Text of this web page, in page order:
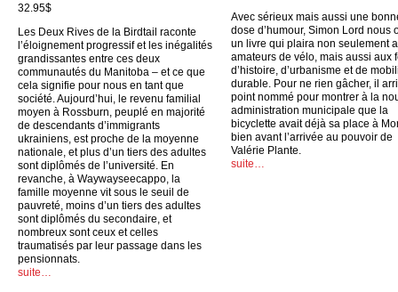
32.95$
Les Deux Rives de la Birdtail raconte
l’éloignement progressif et les inégalités
grandissantes entre ces deux
communautés du Manitoba – et ce que
cela signifie pour nous en tant que
société. Aujourd’hui, le revenu familial
moyen à Rossburn, peuplé en majorité
de descendants d’immigrants
ukrainiens, est proche de la moyenne
nationale, et plus d’un tiers des adultes
sont diplômés de l’université. En
revanche, à Waywayseecappo, la
famille moyenne vit sous le seuil de
pauvreté, moins d’un tiers des adultes
sont diplômés du secondaire, et
nombreux sont ceux et celles
traumatisés par leur passage dans les
pensionnats.
suite…
Avec sérieux mais aussi une
dose d’humour, Simon Lord nous
un livre qui plaira non seulement
amateurs de vélo, mais aussi aux
d’histoire, d’urbanisme et de
durable. Pour ne rien gâcher, il
point nommé pour montrer à la
administration municipale que la
bicyclette avait déjà sa place à
bien avant l’arrivée au pouvoir de
Valérie Plante.
suite…